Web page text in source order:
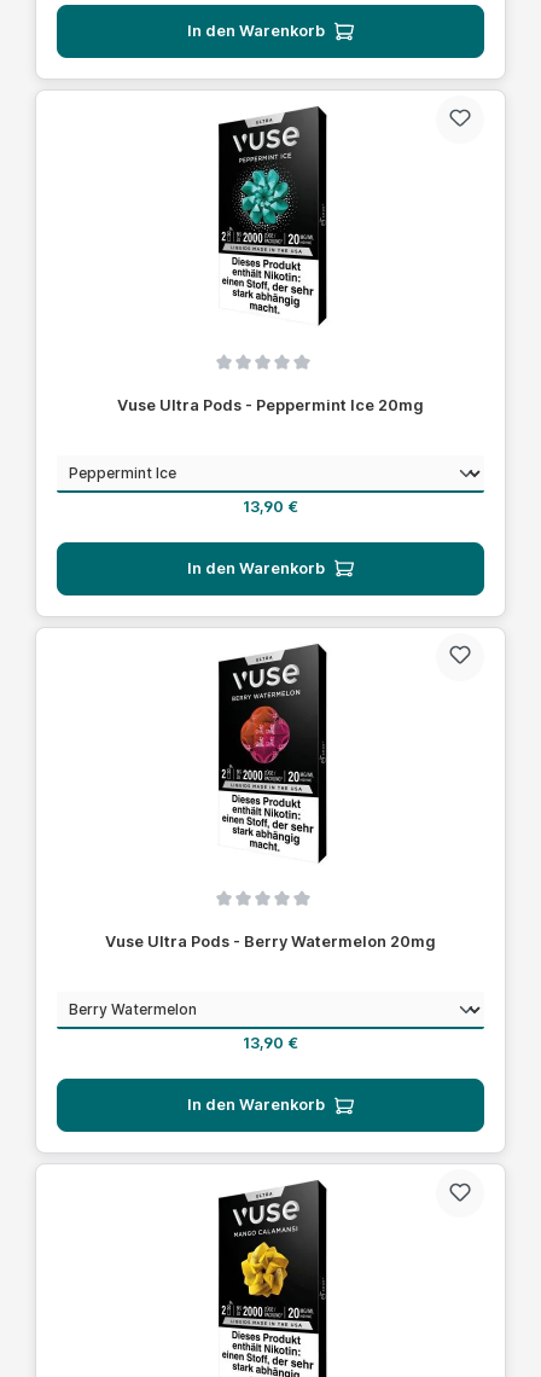
In den Warenkorb
Vuse Ultra Pods - Peppermint Ice 20mg
Geschmackauswählen
Regulärer Preis:
13,90 €
In den Warenkorb
Vuse Ultra Pods - Berry Watermelon 20mg
Geschmackauswählen
Regulärer Preis:
13,90 €
In den Warenkorb